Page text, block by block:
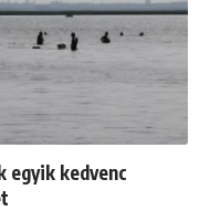
egyik kedvenc